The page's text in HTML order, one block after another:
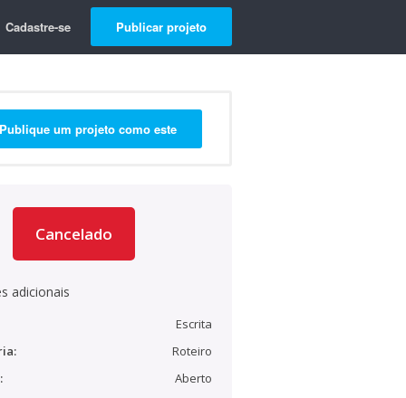
Cadastre-se Publicar projeto
Publique um projeto como este
Cancelado
adicionais
Escrita
Roteiro
Aberto